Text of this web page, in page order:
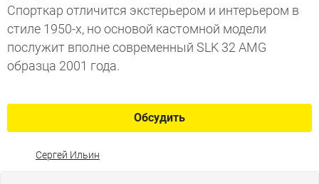
Спорткар отличится экстерьером и интерьером в
стиле 1950-х, но основой кастомной модели
послужит вполне современный SLK 32 AMG
образца 2001 года.
Обсудить
Сергей Ильин